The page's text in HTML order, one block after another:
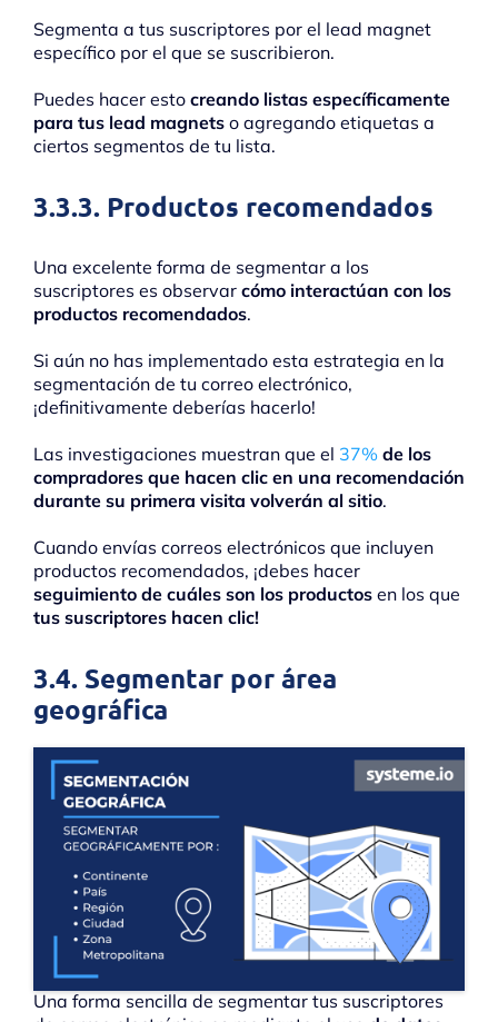
Segmenta a tus suscriptores por el lead magnet
específico por el que se suscribieron.
Puedes hacer esto creando listas específicamente
para tus lead magnets o agregando etiquetas a
ciertos segmentos de tu lista.
3.3.3. Productos recomendados
Una excelente forma de segmentar a los
suscriptores es observar cómo interactúan con los
productos recomendados.
Si aún no has implementado esta estrategia en la
segmentación de tu correo electrónico,
¡definitivamente deberías hacerlo!
Las investigaciones muestran que el 37% de los
compradores que hacen clic en una recomendación
durante su primera visita volverán al sitio.
Cuando envías correos electrónicos que incluyen
productos recomendados, ¡debes hacer
seguimiento de cuáles son los productos en los que
tus suscriptores hacen clic!
3.4. Segmentar por área
geográfica
Una forma sencilla de segmentar tus suscriptores